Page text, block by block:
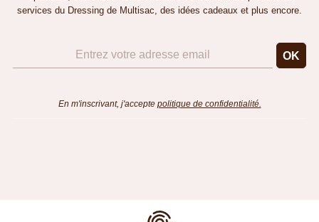
services du Dressing de Multisac, des idées cadeaux et plus encore.
En m'inscrivant, j'accepte politique de confidentialité.